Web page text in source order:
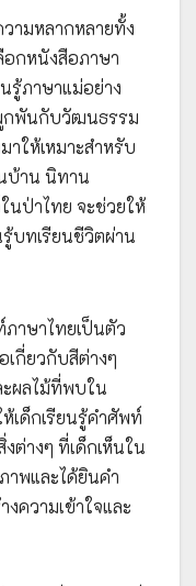
ามหลากหลายทั้ง
อกหนังสือภาษา
รู้ภาษาแม่อย่าง
กพันกับวัฒนธรรม
ให้เหมาะสำหรับ
บ้าน นิทาน
นป่าไทย จะช่วยให้
บทเรียนชีวิตผ่าน
าษาไทยเป็นตัว
เกี่ยวกับสีต่างๆ
ผลไม้ที่พบใน
เด็กเรียนรู้คำศัพท์
ต่างๆ ที่เด็กเห็นใน
าพและได้ยินคำ
ความเข้าใจและ